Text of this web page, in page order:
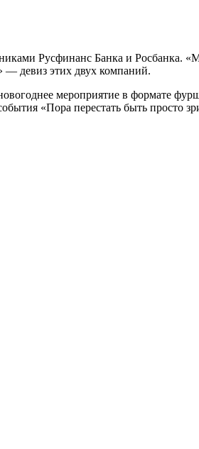
Русфинанс Банка и Росбанка.
— девиз этих двух компаний.
мероприятие в формате
«Пора перестать быть просто